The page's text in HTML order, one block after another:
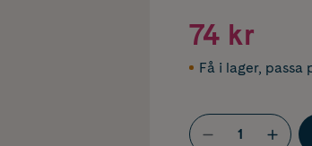
74 kr
Få i lager, passa